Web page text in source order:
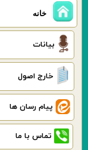
خانه
بیانات
خارج اصول
پیام رسان ها
تماس با ما